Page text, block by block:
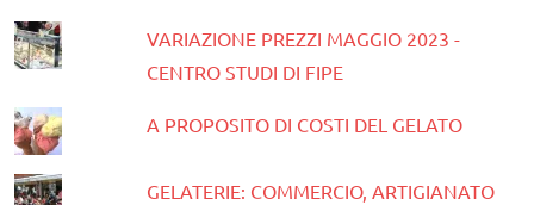
VARIAZIONE PREZZI MAGGIO 2023 -
CENTRO STUDI DI FIPE
A PROPOSITO DI COSTI DEL GELATO
GELATERIE: COMMERCIO, ARTIGIANATO